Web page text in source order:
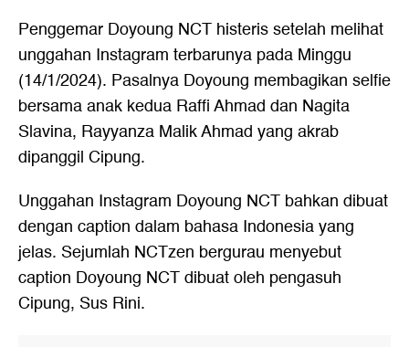
Penggemar Doyoung NCT histeris setelah melihat
unggahan Instagram terbarunya pada Minggu
(14/1/2024). Pasalnya Doyoung membagikan selfie
bersama anak kedua Raffi Ahmad dan Nagita
Slavina, Rayyanza Malik Ahmad yang akrab
dipanggil Cipung.
Unggahan Instagram Doyoung NCT bahkan dibuat
dengan caption dalam bahasa Indonesia yang
jelas. Sejumlah NCTzen bergurau menyebut
caption Doyoung NCT dibuat oleh pengasuh
Cipung, Sus Rini.